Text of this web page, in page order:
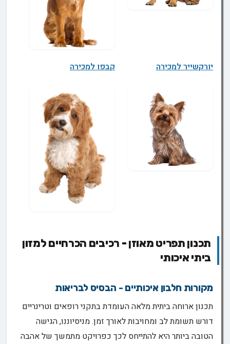
יורקשייר למכירה קבפו למכירה
תכנון תפריט מאוזן - רכיבים הכרחיים למזון
ביתי איכותי
מקורות חלבון איכותיים - הבסיס לבריאות
תכנון ארוחה ביתית מלאה העומדת בתקני רופאים וטרינריים
דורש תשומת לב ומחויבות לאורך זמן. מניסיוננו, הגישה
הטובה ביותר היא להתייחס לכך כפרויקט מתמשך של אהבה